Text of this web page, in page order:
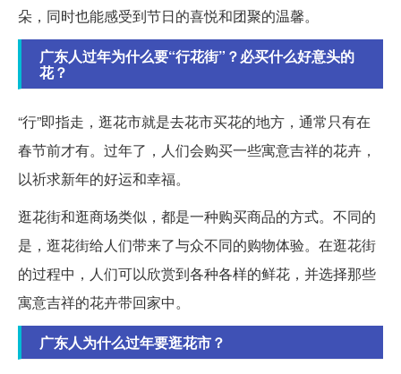
朵，同时也能感受到节日的喜悦和团聚的温馨。
广东人过年为什么要“行花街”？必买什么好意头的
花？
“行”即指走，逛花市就是去花市买花的地方，通常只有在
春节前才有。过年了，人们会购买一些寓意吉祥的花卉，
以祈求新年的好运和幸福。
逛花街和逛商场类似，都是一种购买商品的方式。不同的
是，逛花街给人们带来了与众不同的购物体验。在逛花街
的过程中，人们可以欣赏到各种各样的鲜花，并选择那些
寓意吉祥的花卉带回家中。
广东人为什么过年要逛花市？